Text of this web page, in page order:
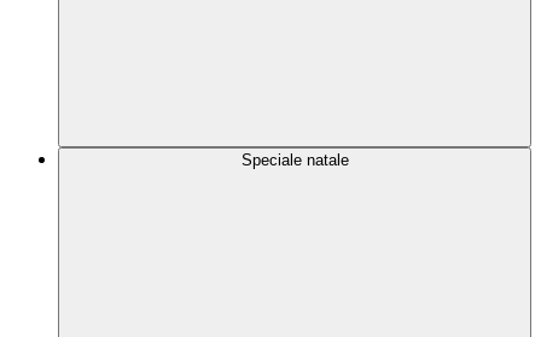
Speciale natale